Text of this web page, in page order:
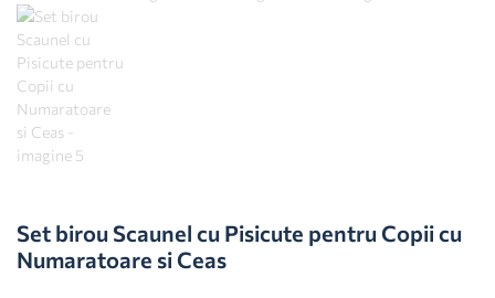
Set birou Scaunel cu Pisicute pentru Copii cu
Numaratoare si Ceas